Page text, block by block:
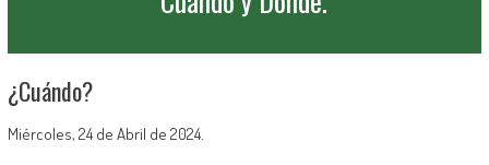
¿Cuándo?
Miércoles, 24 de Abril de 2024.